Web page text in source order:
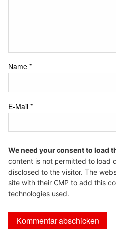
Name *
E-Mail *
We need your consent to load
content is not permitted to load
disclosed to the visitor. The
site with their CMP to add this
technologies used.